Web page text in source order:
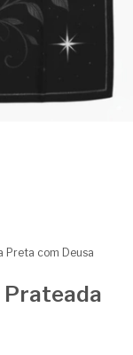
Preta com Deusa
Prateada